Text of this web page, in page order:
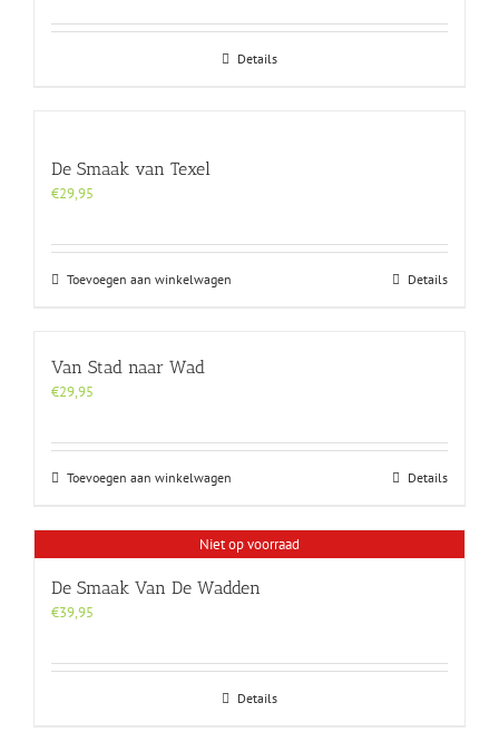
Details
De Smaak van Texel
€29,95
Toevoegen aan winkelwagen Details
Van Stad naar Wad
€29,95
Toevoegen aan winkelwagen Details
Niet op voorraad
De Smaak Van De Wadden
€39,95
Details